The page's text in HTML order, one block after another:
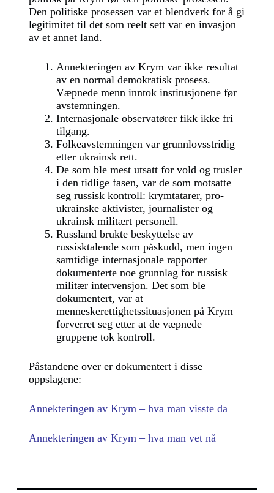
Den politiske prosessen var et blendverk for å gi
legitimitet til det som reelt sett var en invasjon
av et annet land.
Annekteringen av Krym var ikke resultat
av en normal demokratisk prosess.
Væpnede menn inntok institusjonene før
avstemningen.
Internasjonale observatører fikk ikke fri
tilgang.
Folkeavstemningen var grunnlovsstridig
etter ukrainsk rett.
De som ble mest utsatt for vold og trusler
i den tidlige fasen, var de som motsatte
seg russisk kontroll: krymtatarer, pro-
ukrainske aktivister, journalister og
ukrainsk militært personell.
Russland brukte beskyttelse av
russisktalende som påskudd, men ingen
samtidige internasjonale rapporter
dokumenterte noe grunnlag for russisk
militær intervensjon. Det som ble
dokumentert, var at
menneskerettighetssituasjonen på Krym
forverret seg etter at de væpnede
gruppene tok kontroll.
Påstandene over er dokumentert i disse
oppslagene:
Annekteringen av Krym – hva man visste da
Annekteringen av Krym – hva man vet nå